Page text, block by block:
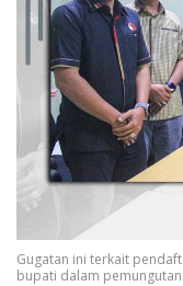
Gugatan ini terkait
bupati dalam pemungutan